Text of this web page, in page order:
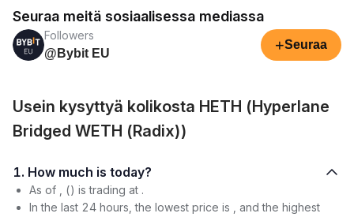
Seuraa meitä sosiaalisessa mediassa
Followers
@Bybit EU
+Seuraa
Usein kysyttyä kolikosta HETH (Hyperlane
Bridged WETH (Radix))
1. How much is today?
As of , () is trading at .
In the last 24 hours, the lowest price is , and the highest